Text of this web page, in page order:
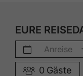
EURE
0 Gäste